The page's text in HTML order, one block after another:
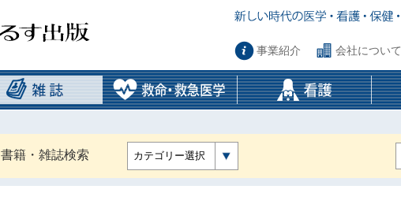
事業紹介 会社について
書籍・雑誌検索 カテゴリー選択